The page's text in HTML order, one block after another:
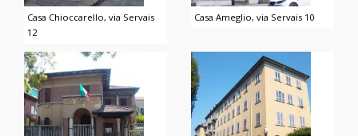
Casa Chioccarello, via Servais
12
Casa Ameglio, via Servais 10